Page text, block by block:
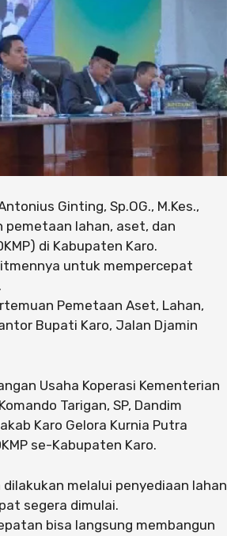
Ginting, Sp.OG., M.Kes.,
lahan, aset, dan
di Kabupaten Karo.
untuk mempercepat
Pemetaan Aset, Lahan,
Bupati Karo, Jalan Djamin
Usaha Koperasi Kementerian
Tarigan, SP, Dandim
Karo Gelora Kurnia Putra
se-Kabupaten Karo.
melalui penyediaan lahan
segera dimulai.
bisa langsung membangun